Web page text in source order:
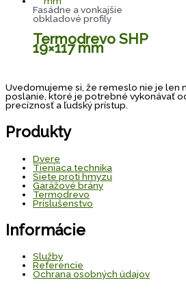
Fasádne a vonkajšie
obkladové profily
Termodrevo SHP
19×117 mm
Uvedomujeme si, že remeslo nie je len
poslanie, ktoré je potrebné vykonávať
precíznosť a ľudský prístup.
Produkty
Dvere
Tieniaca technika
Siete proti hmyzu
Garážové brány
Termodrevo
Príslušenstvo
Informácie
Služby
Referencie
Ochrana osobných údajov